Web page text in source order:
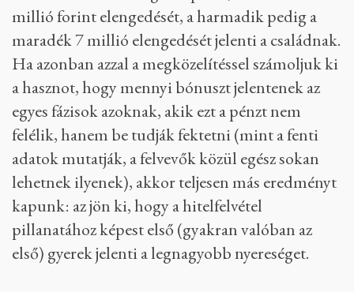
millió forint elengedését, a harmadik pedig a
maradék 7 millió elengedését jelenti a családnak.
Ha azonban azzal a megközelítéssel számoljuk ki
a hasznot, hogy mennyi bónuszt jelentenek az
egyes fázisok azoknak, akik ezt a pénzt nem
felélik, hanem be tudják fektetni (mint a fenti
adatok mutatják, a felvevők közül egész sokan
lehetnek ilyenek), akkor teljesen más eredményt
kapunk: az jön ki, hogy a hitelfelvétel
pillanatához képest első (gyakran valóban az
első) gyerek jelenti a legnagyobb nyereséget.